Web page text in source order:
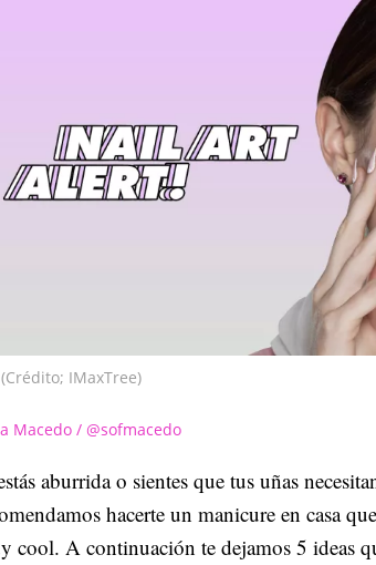
(Crédito; IMaxTree)
Macedo / @sofmacedo
aburrida o sientes que tus uñas
hacerte un manicure en casa
cool. A continuación te dejamos 5 ideas